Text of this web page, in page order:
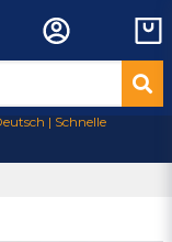
| Schnelle